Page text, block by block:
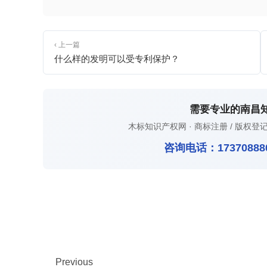
‹ 上一篇
什么样的发明可以受专利保护？
需要专业的南昌
木标知识产权网 · 商标注册 / 版权登
咨询电话：
Previous